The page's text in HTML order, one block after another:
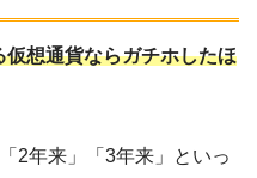
想通貨ならガチホしたほ
2年来」「3年来」といっ